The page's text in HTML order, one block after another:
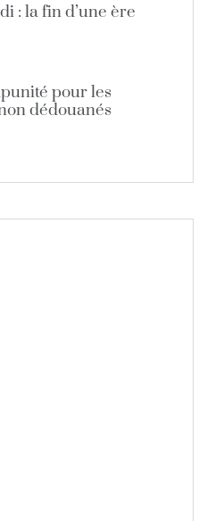
: la fin d’une ère
pour les
dédouanés